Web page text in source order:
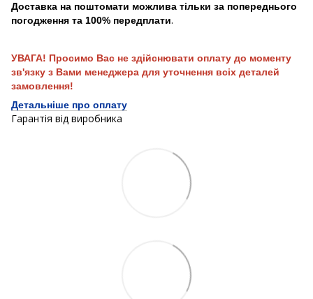
Доставка на поштомати можлива тільки за попереднього
погодження та 100% передплати.
УВАГА! Просимо Вас не здійснювати оплату до моменту
зв'язку з Вами менеджера для уточнення всіх деталей
замовлення!
Детальніше про оплату
Гарантія від виробника